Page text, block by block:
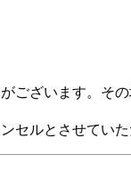
ございます。そ
セルとさせていた